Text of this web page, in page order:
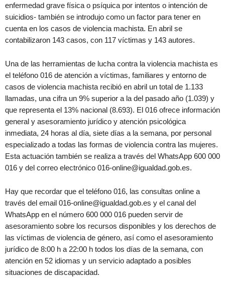
enfermedad grave física o psíquica por intentos o intención de
suicidios- también se introdujo como un factor para tener en
cuenta en los casos de violencia machista. En abril se
contabilizaron 143 casos, con 117 víctimas y 143 autores.
Una de las herramientas de lucha contra la violencia machista es
el teléfono 016 de atención a víctimas, familiares y entorno de
casos de violencia machista recibió en abril un total de 1.133
llamadas, una cifra un 9% superior a la del pasado año (1.039) y
que representa el 13% nacional (8.693). El 016 ofrece información
general y asesoramiento jurídico y atención psicológica
inmediata, 24 horas al día, siete días a la semana, por personal
especializado a todas las formas de violencia contra las mujeres.
Esta actuación también se realiza a través del WhatsApp 600 000
016 y del correo electrónico 016-online@igualdad.gob.es.
Hay que recordar que el teléfono 016, las consultas online a
través del email 016-online@igualdad.gob.es y el canal del
WhatsApp en el número 600 000 016 pueden servir de
asesoramiento sobre los recursos disponibles y los derechos de
las víctimas de violencia de género, así como el asesoramiento
jurídico de 8:00 h a 22:00 h todos los días de la semana, con
atención en 52 idiomas y un servicio adaptado a posibles
situaciones de discapacidad.